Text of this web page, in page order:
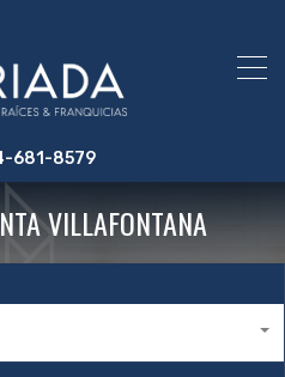
681-8579
VILLAFONTANA